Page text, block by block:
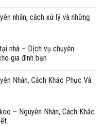
nhân, cách xử lý và những
nhà – Dịch vụ chuyên
gia đình bạn
Nhân, Cách Khắc Phục Và
– Nguyên Nhân, Cách Khắc